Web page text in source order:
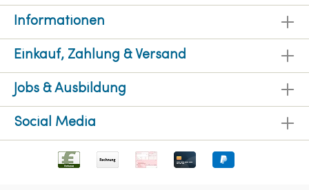
Informationen
Einkauf, Zahlung & Versand
Jobs & Ausbildung
Social Media